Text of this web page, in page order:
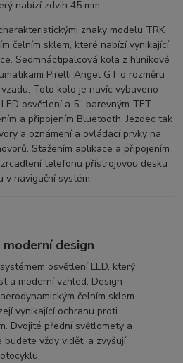
nabízí zdvih 45 mm.
znaky modelu TRK
čelním sklem, které nabízí vynikající
Sedmnáctipalcová kola z hliníkové
Pirelli Angel GT o rozměru
Toto kolo je navíc vybaveno
osvětlení a 5'' barevným TFT
a připojením Bluetooth. Jezdec tak
a oznámení a ovládací prvky na
Stažením aplikace a připojením
telefonu přístrojovou desku
v navigační systém.
design
osvětlení LED, který
a moderní vzhled. Design
čelním sklem
vynikající ochranu proti
Dvojité přední světlomety a
budete vždy vidět, a zvyšují